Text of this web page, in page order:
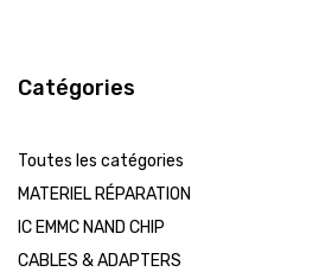
BOUTIQUE
Catégories
Toutes les catégories
MATERIEL RÉPARATION
IC EMMC NAND CHIP
CABLES & ADAPTERS